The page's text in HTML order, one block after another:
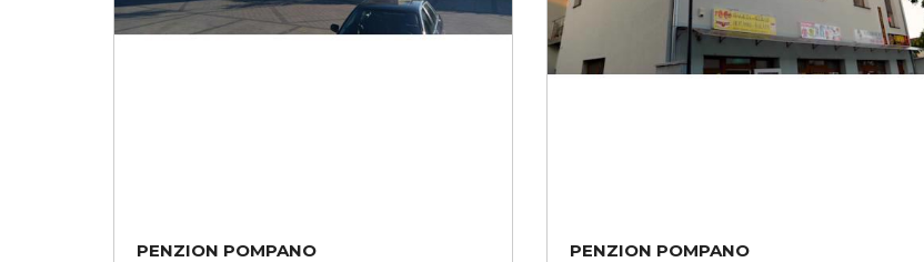
PENZION POMPANO PENZION POMPANO